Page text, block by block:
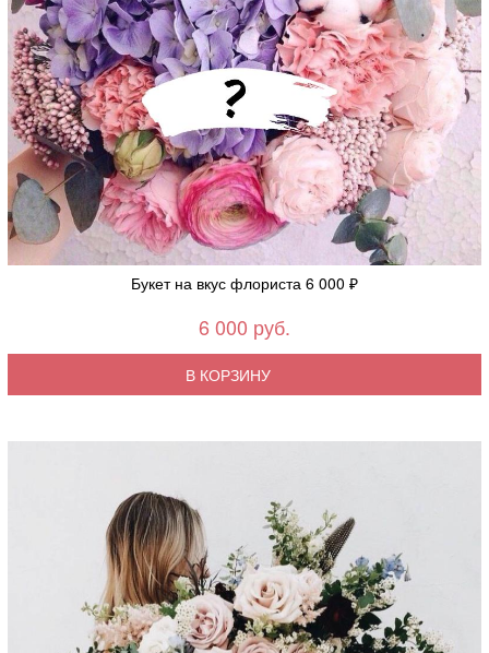
Букет на вкус флориста 6 000 ₽
6 000 руб.
В КОРЗИНУ